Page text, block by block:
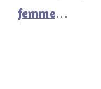
femme…